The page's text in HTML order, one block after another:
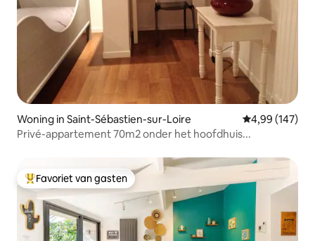
Woning in Saint-Sébastien-sur-Loire Gemiddelde
4,99 (147)
Privé-appartement 70m2 onder het hoofdhuis...
Topfavoriet van gasten
Favoriet van gasten